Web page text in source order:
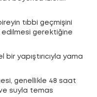
tıbbi geçmişini
gerektiğine
yapıştırıcıyla yama
genellikle 48 saat
suyla temas